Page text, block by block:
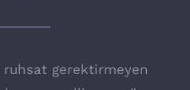
ruhsat gerektirmeyen